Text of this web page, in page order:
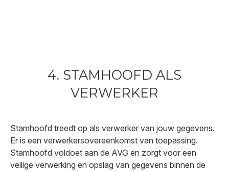
4. STAMHOOFD ALS
VERWERKER
Stamhoofd treedt op als verwerker van jouw gegevens.
Er is een verwerkersovereenkomst van toepassing.
Stamhoofd voldoet aan de AVG en zorgt voor een
veilige verwerking en opslag van gegevens binnen de